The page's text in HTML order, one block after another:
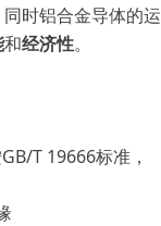
同时铝合金导体的运
和经济性。
T 19666标准，